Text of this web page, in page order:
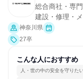
総合商社・専
建設・修理・
神奈川県
27卒
こんな人におすすめ
人・世の中の安全を守りた